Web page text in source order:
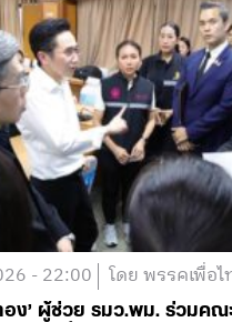
- 22:00 โดย พรรคเพื่อไ
อง’ ผู้ช่วย รมว.พม. ร่วมคณ